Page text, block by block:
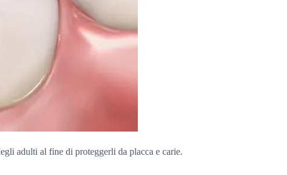
adulti al fine di proteggerli da placca e carie.